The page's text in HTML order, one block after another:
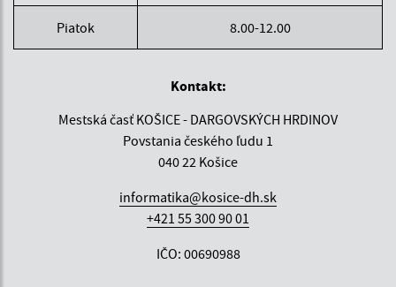
Piatok 8.00-12.00
Kontakt:
Mestská časť KOŠICE - DARGOVSKÝCH HRDINOV
Povstania českého ľudu 1
040 22 Košice
informatika@kosice-dh.sk
+421 55 300 90 01
IČO: 00690988